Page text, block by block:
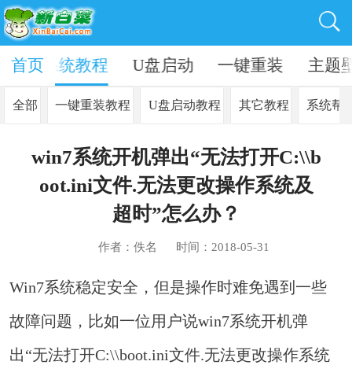
系统教程 U盘启动 一键重装 主题
首页
全部 一键重装教程 U盘启动教程 其它教程 系统帮
win7系统开机弹出“无法打开C:\\b
oot.ini文件.无法更改操作系统及
超时”怎么办？
作者：佚名 时间：2018-05-31
Win7系统稳定安全，但是操作时难免遇到一些
故障问题，比如一位用户说win7系统开机弹
出“无法打开C:\\boot.ini文件.无法更改操作系统